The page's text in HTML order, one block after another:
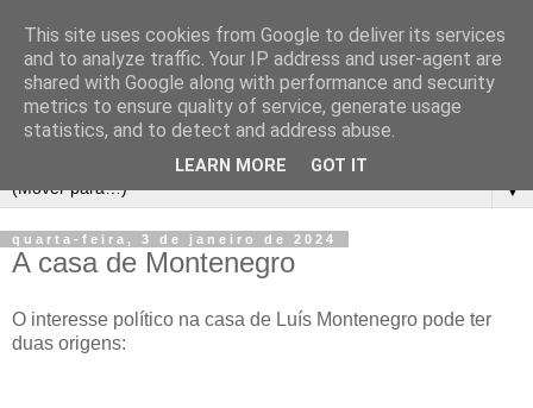
▼
quarta-feira, 3 de janeiro de 2024
A casa de Montenegro
O interesse político na casa de Luís Montenegro pode ter
duas origens:
This site uses cookies from Google to deliver its services
and to analyze traffic. Your IP address and user-agent are
shared with Google along with performance and security
metrics to ensure quality of service, generate usage
statistics, and to detect and address abuse.
LEARN MORE GOT IT